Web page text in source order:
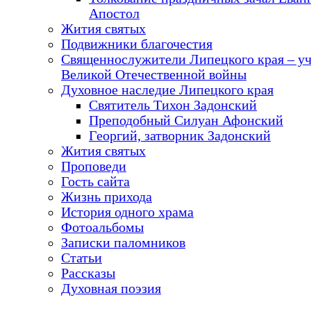
Апостол
Жития святых
Подвижники благочестия
Священнослужители Липецкого края –
Великой Отечественной войны
Духовное наследие Липецкого края
Святитель Тихон Задонский
Преподобный Силуан Афонский
Георгий, затворник Задонский
Жития святых
Проповеди
Гость сайта
Жизнь прихода
История одного храма
Фотоальбомы
Записки паломников
Статьи
Рассказы
Духовная поэзия